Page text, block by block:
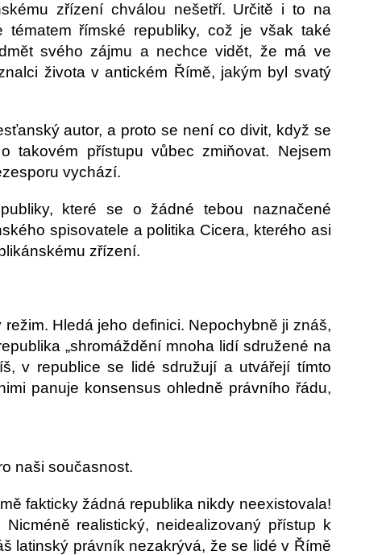
zřízení chválou nešetří. Určitě i to na
římské republiky, což je však také
svého zájmu a nechce vidět, že má ve
života v antickém Římě, jakým byl svatý
autor, a proto se není co divit, když se
takovém přístupu vůbec zmiňovat. Nejsem
vychází.
které se o žádné tebou naznačené
spisovatele a politika Cicera, kterého asi
zřízení.
Hledá jeho definici. Nepochybně ji znáš,
„shromáždění mnoha lidí sdružené na
v republice se lidé sdružují a utvářejí tímto
panuje konsensus ohledně právního řádu,
naši současnost.
fakticky žádná republika nikdy neexistovala!
realistický, neidealizovaný přístup k
latinský právník nezakrývá, že se lidé v Římě